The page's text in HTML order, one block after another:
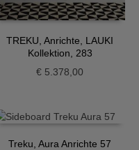
TREKU, Anrichte, LAUKI
Kollektion, 283
€ 5.378,00
Treku, Aura Anrichte 57